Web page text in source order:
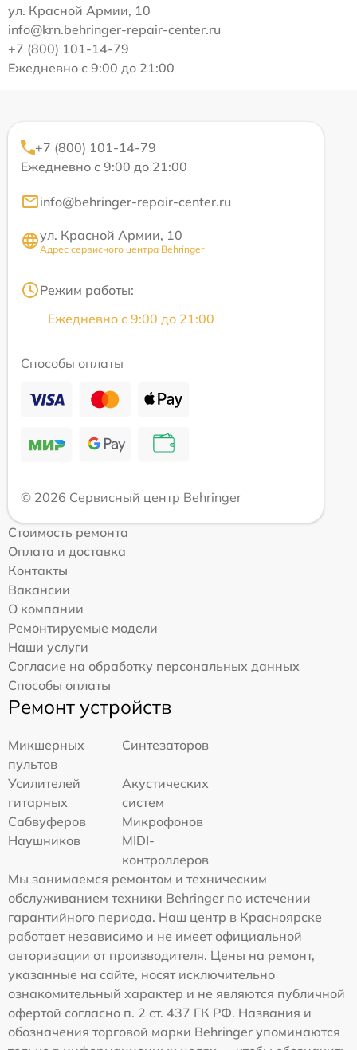
ул. Красной Армии, 10
info@krn.behringer-repair-center.ru
+7 (800) 101-14-79
Ежедневно с 9:00 до 21:00
+7 (800) 101-14-79
Ежедневно с 9:00 до 21:00
info@behringer-repair-center.ru
ул. Красной Армии, 10
Адрес сервисного центра Behringer
Режим работы:
Ежедневно с 9:00 до 21:00
Способы оплаты
© 2026 Сервисный центр Behringer
Стоимость ремонта
Оплата и доставка
Контакты
Вакансии
О компании
Ремонтируемые модели
Наши услуги
Согласие на обработку персональных данных
Способы оплаты
Ремонт устройств
Микшерных
пультов
Синтезаторов
Усилителей
гитарных
Акустических
систем
Сабвуферов
Микрофонов
Наушников
MIDI-
контроллеров
Мы занимаемся ремонтом и техническим
обслуживанием техники Behringer по истечении
гарантийного периода. Наш центр в Красноярске
работает независимо и не имеет официальной
авторизации от производителя. Цены на ремонт,
указанные на сайте, носят исключительно
ознакомительный характер и не являются публичной
офертой согласно п. 2 ст. 437 ГК РФ. Названия и
обозначения торговой марки Behringer упоминаются